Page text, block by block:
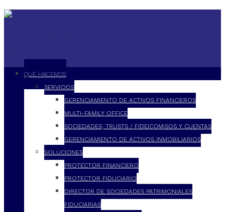
QUÉ HACEMOS
SERVICIOS
GERENCIAMIENTO DE ACTIVOS FINANCIEROS
MULTI-FAMILY OFFICE
SOCIEDADES, TRUSTS / FIDEICOMISOS Y CUENTAS
GERENCIAMIENTO DE ACTIVOS INMOBILIARIOS
SOLUCIONES
PROTECTOR FINANCIERO
PROTECTOR FIDUCIARIO
DIRECTOR DE SOCIEDADES PATRIMONIALES
FIDUCIARIAS